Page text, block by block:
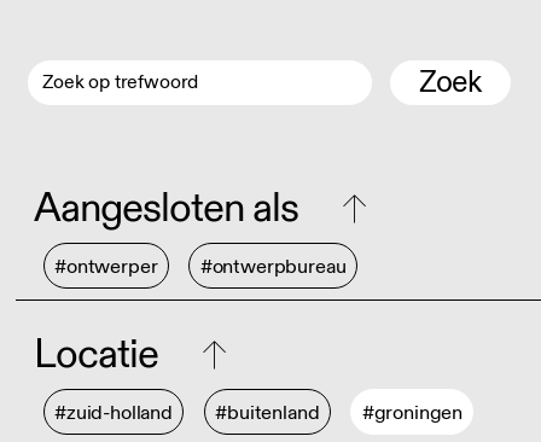
Zoek
Aangesloten als
#ontwerper #ontwerpbureau
Locatie
#zuid-holland #buitenland #groningen